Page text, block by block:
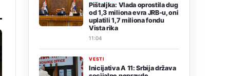
Pištaljka: Vlada oprostila dug
od 1,3 miliona evra JRB-u, oni
uplatili 1,7 miliona fondu
Vista rika
11:04
VESTI
Inicijativa A 11: Srbija država